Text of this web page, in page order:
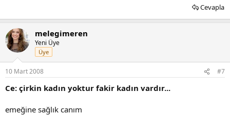
Cevapla
melegimeren
Yeni Üye
Üye
10 Mart 2008 #7
Ce: çirkin kadın yoktur fakir kadın vardır...
emeğine sağlık canım